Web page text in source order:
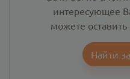
интересующее
можете оставить
Найти